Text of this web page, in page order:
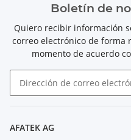
Boletín de
Quiero recibir información
correo electrónico de forma
momento de acuerdo
AFATEK AG